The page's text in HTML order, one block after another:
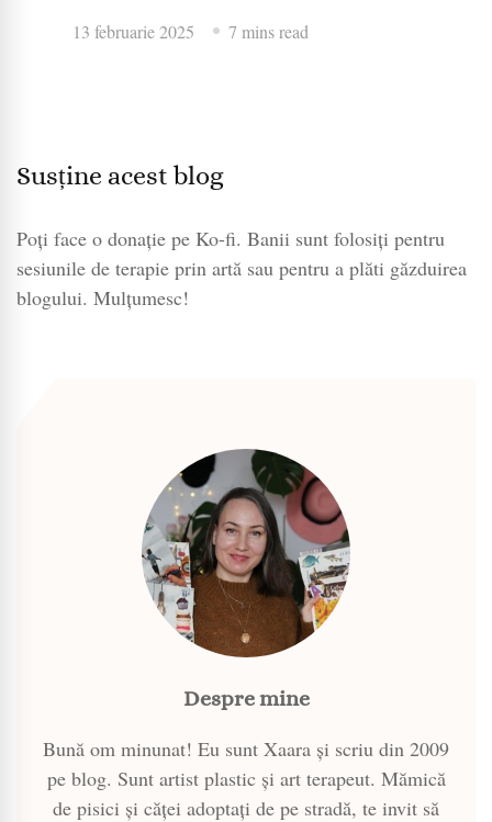
13 februarie 2025 7 mins read
Susține acest blog
Poți face o donație pe Ko-fi. Banii sunt folosiți pentru
sesiunile de terapie prin artă sau pentru a plăti găzduirea
blogului. Mulțumesc!
Despre mine
Bună om minunat! Eu sunt Xaara și scriu din 2009
pe blog. Sunt artist plastic și art terapeut. Mămică
de pisici și căței adoptați de pe stradă, te invit să